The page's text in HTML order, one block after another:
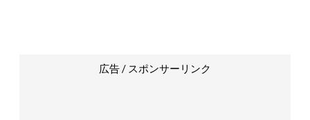
広告 / スポンサーリンク